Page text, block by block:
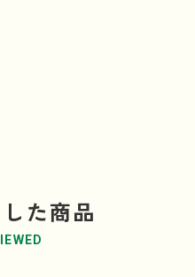
た商品